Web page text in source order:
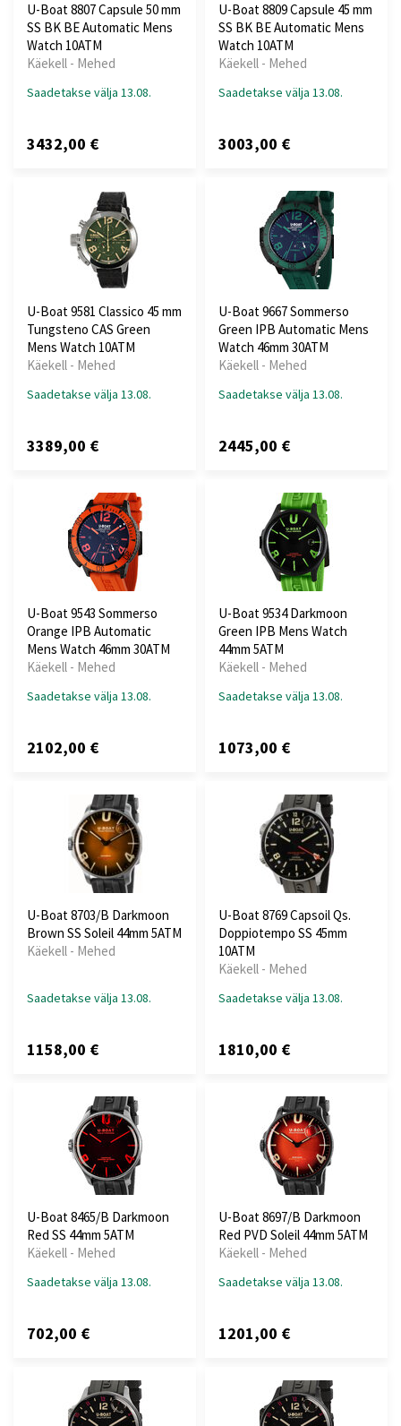
U-Boat 8807 Capsule 50 mm
SS BK BE Automatic Mens
Watch 10ATM
Käekell - Mehed
Saadetakse välja 13.08.
3432,00 €
U-Boat 8809 Capsule 45 mm
SS BK BE Automatic Mens
Watch 10ATM
Käekell - Mehed
Saadetakse välja 13.08.
3003,00 €
U-Boat 9581 Classico 45 mm
Tungsteno CAS Green
Mens Watch 10ATM
Käekell - Mehed
Saadetakse välja 13.08.
3389,00 €
U-Boat 9667 Sommerso
Green IPB Automatic Mens
Watch 46mm 30ATM
Käekell - Mehed
Saadetakse välja 13.08.
2445,00 €
U-Boat 9543 Sommerso
Orange IPB Automatic
Mens Watch 46mm 30ATM
Käekell - Mehed
Saadetakse välja 13.08.
2102,00 €
U-Boat 9534 Darkmoon
Green IPB Mens Watch
44mm 5ATM
Käekell - Mehed
Saadetakse välja 13.08.
1073,00 €
U-Boat 8703/B Darkmoon
Brown SS Soleil 44mm 5ATM
Käekell - Mehed
Saadetakse välja 13.08.
1158,00 €
U-Boat 8769 Capsoil Qs.
Doppiotempo SS 45mm
10ATM
Käekell - Mehed
Saadetakse välja 13.08.
1810,00 €
U-Boat 8465/B Darkmoon
Red SS 44mm 5ATM
Käekell - Mehed
Saadetakse välja 13.08.
702,00 €
U-Boat 8697/B Darkmoon
Red PVD Soleil 44mm 5ATM
Käekell - Mehed
Saadetakse välja 13.08.
1201,00 €